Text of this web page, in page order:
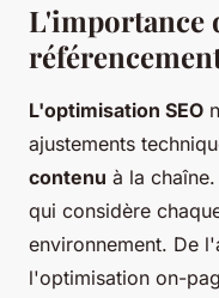
L'importance
L'optimisation SEO
ajustements
contenu à la
qui considère
environnement. De
l'optimisation on-